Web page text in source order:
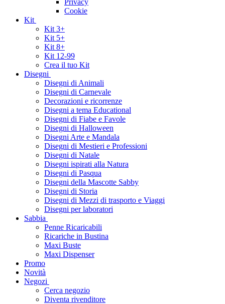
Privacy
Cookie
Kit
Kit 3+
Kit 5+
Kit 8+
Kit 12-99
Crea il tuo Kit
Disegni
Disegni di Animali
Disegni di Carnevale
Decorazioni e ricorrenze
Disegni a tema Educational
Disegni di Fiabe e Favole
Disegni di Halloween
Disegni Arte e Mandala
Disegni di Mestieri e Professioni
Disegni di Natale
Disegni ispirati alla Natura
Disegni di Pasqua
Disegni della Mascotte Sabby
Disegni di Storia
Disegni di Mezzi di trasporto e Viaggi
Disegni per laboratori
Sabbia
Penne Ricaricabili
Ricariche in Bustina
Maxi Buste
Maxi Dispenser
Promo
Novità
Negozi
Cerca negozio
Diventa rivenditore